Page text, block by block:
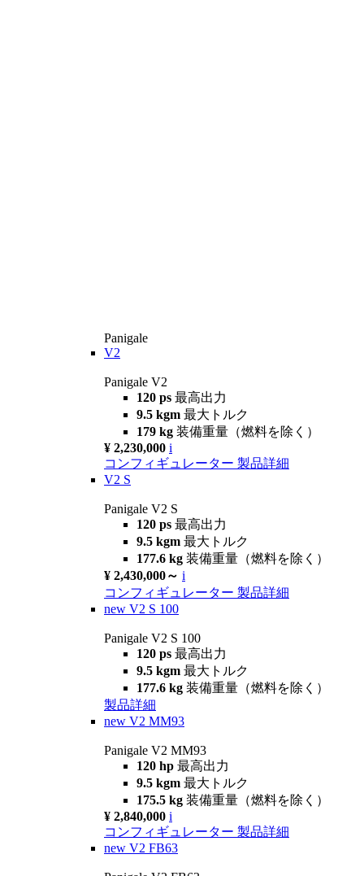
Panigale
V2
Panigale V2
120 ps 最高出力
9.5 kgm 最大トルク
179 kg 装備重量（燃料を除く）
¥ 2,230,000 i
コンフィギュレーター 製品詳細
V2 S
Panigale V2 S
120 ps 最高出力
9.5 kgm 最大トルク
177.6 kg 装備重量（燃料を除く）
¥ 2,430,000～ i
コンフィギュレーター 製品詳細
new V2 S 100
Panigale V2 S 100
120 ps 最高出力
9.5 kgm 最大トルク
177.6 kg 装備重量（燃料を除く）
製品詳細
new V2 MM93
Panigale V2 MM93
120 hp 最高出力
9.5 kgm 最大トルク
175.5 kg 装備重量（燃料を除く）
¥ 2,840,000 i
コンフィギュレーター 製品詳細
new V2 FB63